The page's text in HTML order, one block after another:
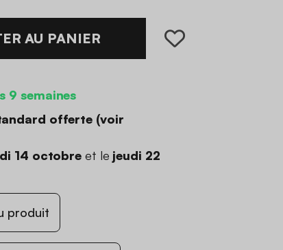
AU PANIER
9 semaines
offerte (voir
14 octobre et le jeudi 22
produit